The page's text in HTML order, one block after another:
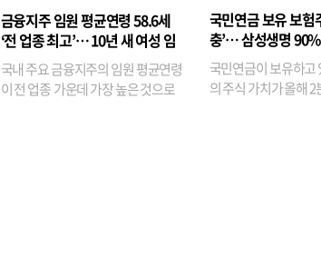
금융지주 임원 평균연령 58.6세
‘전 업종 최고’… 10년 새 여성 임
원은 14배 껑충
국내 주요 금융지주의 임원 평균연령
이 전 업종 가운데 가장 높은 것으로
융이었다. 특히 KB금
기관투자자 지분율이
국민연금 보유 보험
충’… 삼성생명
국민연금이 보유하고
의 주식 가치가 올해